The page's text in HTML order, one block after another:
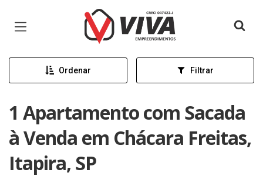
Página inicial
Ordenar Filtrar
1 Apartamento com Sacada
à Venda em Chácara Freitas,
Itapira, SP